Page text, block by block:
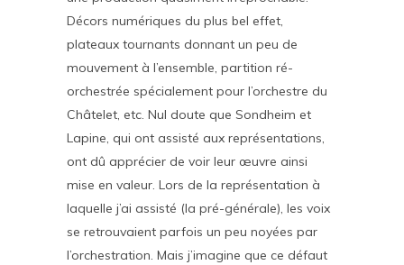
Décors numériques du plus bel effet,
plateaux tournants donnant un peu de
mouvement à l’ensemble, partition ré-
orchestrée spécialement pour l’orchestre du
Châtelet, etc. Nul doute que Sondheim et
Lapine, qui ont assisté aux représentations,
ont dû apprécier de voir leur œuvre ainsi
mise en valeur. Lors de la représentation à
laquelle j’ai assisté (la pré-générale), les voix
se retrouvaient parfois un peu noyées par
l’orchestration. Mais j’imagine que ce défaut